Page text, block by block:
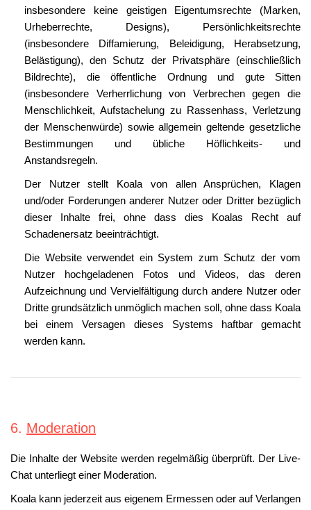
insbesondere keine geistigen Eigentumsrechte (Marken,
Urheberrechte, Designs), Persönlichkeitsrechte
(insbesondere Diffamierung, Beleidigung, Herabsetzung,
Belästigung), den Schutz der Privatsphäre (einschließlich
Bildrechte), die öffentliche Ordnung und gute Sitten
(insbesondere Verherrlichung von Verbrechen gegen die
Menschlichkeit, Aufstachelung zu Rassenhass, Verletzung
der Menschenwürde) sowie allgemein geltende gesetzliche
Bestimmungen und übliche Höflichkeits- und
Anstandsregeln.
Der Nutzer stellt Koala von allen Ansprüchen, Klagen
und/oder Forderungen anderer Nutzer oder Dritter bezüglich
dieser Inhalte frei, ohne dass dies Koalas Recht auf
Schadenersatz beeinträchtigt.
Die Website verwendet ein System zum Schutz der vom
Nutzer hochgeladenen Fotos und Videos, das deren
Aufzeichnung und Vervielfältigung durch andere Nutzer oder
Dritte grundsätzlich unmöglich machen soll, ohne dass Koala
bei einem Versagen dieses Systems haftbar gemacht
werden kann.
6. Moderation
Die Inhalte der Website werden regelmäßig überprüft. Der Live-
Chat unterliegt einer Moderation.
Koala kann jederzeit aus eigenem Ermessen oder auf Verlangen